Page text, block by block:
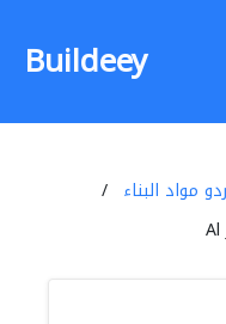
Buildeey
مواد البناء